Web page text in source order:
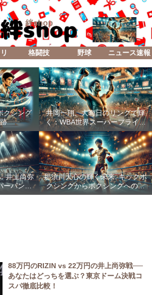
絆shop
格闘技 野球 ニュース速報
クシング
井岡一翔、大晦日のリングで輝
く：WBA世界スーパーフライ級
防衛戦「Lifetime Boxing Fights
18」
井上尚弥
ーバンタ
」
那須川天心の輝く未来: キックボ
クシングからボクシングへの成
功した転身
88万円のRIZIN vs 22万円の井上尚弥戦──
あなたはどっちを選ぶ？東京ドーム決戦コ
スパ徹底比較！